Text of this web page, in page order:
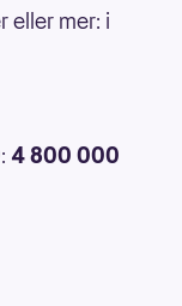
eller mer: i
4 800 000